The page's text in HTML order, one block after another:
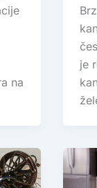
na
je